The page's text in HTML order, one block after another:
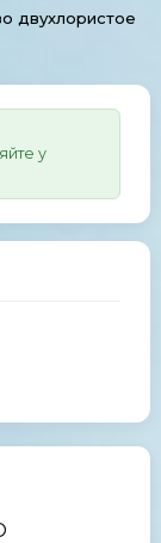
двухлористое
у